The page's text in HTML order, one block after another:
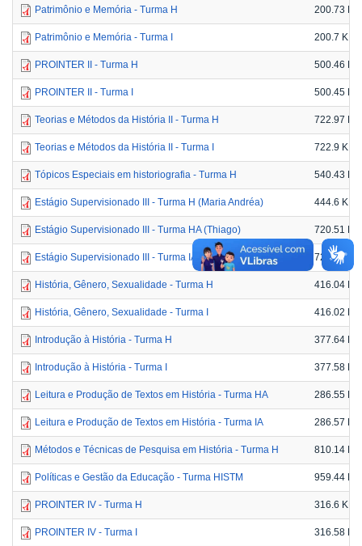
Patrimônio e Memória - Turma H 200.73 KB
Patrimônio e Memória - Turma I 200.7 KB
PROINTER II - Turma H 500.46 KB
PROINTER II - Turma I 500.45 KB
Teorias e Métodos da História II - Turma H 722.97 KB
Teorias e Métodos da História II - Turma I 722.9 KB
Tópicos Especiais em historiografia - Turma H 540.43 KB
Estágio Supervisionado III - Turma H (Maria Andréa) 444.6 KB
Estágio Supervisionado III - Turma HA (Thiago) 720.51 KB
Estágio Supervisionado III - Turma IA (Thiago) 720.51 KB
História, Gênero, Sexualidade - Turma H 416.04 KB
História, Gênero, Sexualidade - Turma I 416.02 KB
Introdução à História - Turma H 377.64 KB
Introdução à História - Turma I 377.58 KB
Leitura e Produção de Textos em História - Turma HA 286.55 KB
Leitura e Produção de Textos em História - Turma IA 286.57 KB
Métodos e Técnicas de Pesquisa em História - Turma H 810.14 KB
Políticas e Gestão da Educação - Turma HISTM 959.44 KB
PROINTER IV - Turma H 316.6 KB
PROINTER IV - Turma I 316.58 KB